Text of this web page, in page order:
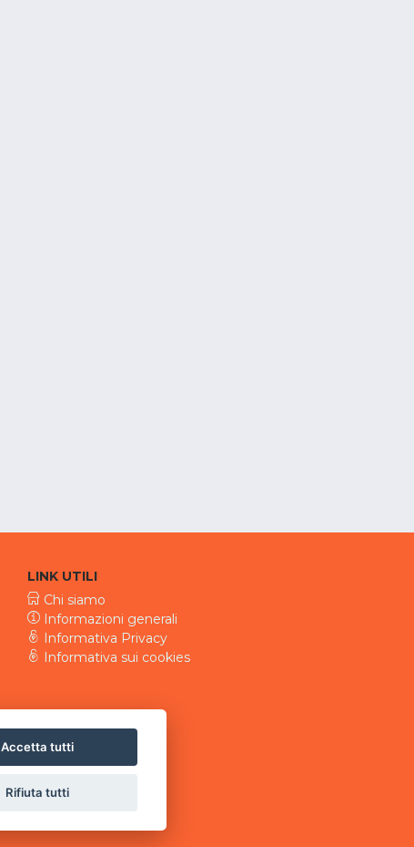
LINK UTILI
Chi siamo
Informazioni generali
Informativa Privacy
Informativa sui cookies
Accetta tutti
Rifiuta tutti